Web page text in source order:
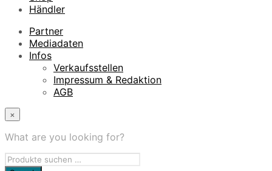
Händler
Partner
Mediadaten
Infos
Verkaufsstellen
Impressum & Redaktion
AGB
×
What are you looking for?